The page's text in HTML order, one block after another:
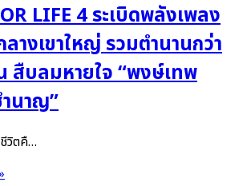
LIFE 4 ระเบิดพลังเพลง
างเขาใหญ่ รวมตำนานกว่า
สืบลมหายใจ “พงษ์เทพ
นาญ”
วิตคื…